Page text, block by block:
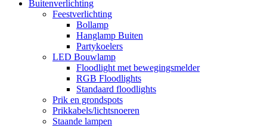
Buitenverlichting
Feestverlichting
Bollamp
Hanglamp Buiten
Partykoelers
LED Bouwlamp
Floodlight met bewegingsmelder
RGB Floodlights
Standaard floodlights
Prik en grondspots
Prikkabels/lichtsnoeren
Staande lampen